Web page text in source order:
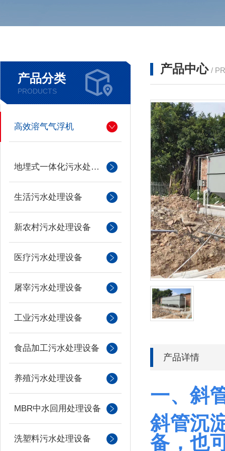
产品分类
PRODUCTS
高效溶气气浮机
地埋式一体化污水处理设备
生活污水处理设备
新农村污水处理设备
医疗污水处理设备
屠宰污水处理设备
工业污水处理设备
食品加工污水处理设备
养殖污水处理设备
MBR中水回用处理设备
洗塑料污水处理设备
产品中心 /
产品详情
一、斜
斜管沉
备，也